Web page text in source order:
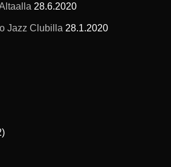
28.6.2020
Jazz Clubilla 28.1.2020